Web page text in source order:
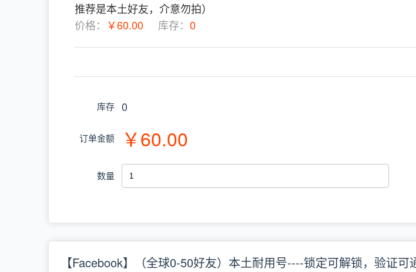
推荐是本土好友，介意勿拍）
价格： ￥60.00 库存： 0
库存 0
订单金额 ￥60.00
数量
【Facebook】（全球0-50好友）本土耐用号----锁定可解锁，验证